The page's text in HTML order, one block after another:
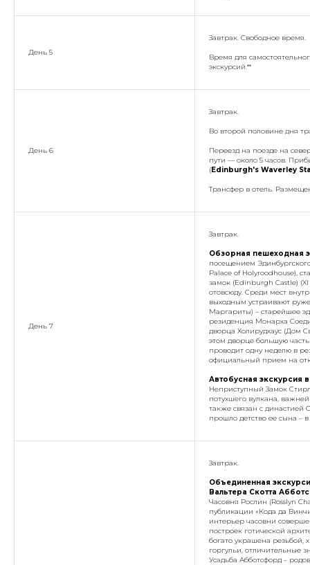
День 5
Завтрак. Свободное время.
Время для
экскурсий.**
День 6
Завтрак.
Во второй половине дня
Переезд на поезде на
пути — около 5 часов.
(Edinburgh's Waverley
Трансфер в отель.
День 7
Завтрак.
Обзорная пешеходная
посещением
Palace of Holyroodhouse),
замок (Edinburgh Castle)
отовсюду. Среди мест
выходным устраивают
Маргариты) – старейшее
резиденция Монарха
дворца Холирудхаус (Дом
этом дворце большую
проводит одну неделю в
официальный прием на
Автобусная экскурсия
Неприступный Замок
потухшего вулкана,
также связан с династией
прошло детство ее сына –
Завтрак.
Объединенная
Вальтера Скотта
Часовня Рослин (Rosslyn
публикации «Кода да
интерьер часовни
построек готической
богато украшена резьбой,
горгульи, отличительные
Усадьба Абботсфорд –